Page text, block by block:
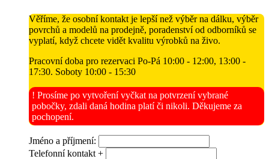
Věříme, že osobní kontakt je lepší než výběr na dálku, výběr
povrchů a modelů na prodejně, poradenství od odborníků se
vyplatí, když chcete vidět kvalitu výrobků na živo.
Pracovní doba pro rezervaci Po-Pá 10:00 - 12:00, 13:00 -
17:30. Soboty 10:00 - 15:30
! Prosíme po vytvoření vyčkat na potvrzení vybrané
pobočky, zdali daná hodina platí či nikoli. Děkujeme za
pochopení.
Jméno a příjmení:
Telefonní kontakt +